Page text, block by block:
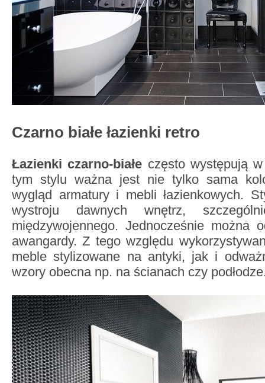
Czarno białe łazienki retro
Łazienki czarno-białe często występują
tym stylu ważna jest nie tylko sama
wygląd armatury i mebli łazienkowych.
wystroju dawnych wnętrz,
międzywojennego. Jednocześnie można
awangardy. Z tego względu
meble stylizowane na antyki, jak i
wzory obecna np. na ścianach czy